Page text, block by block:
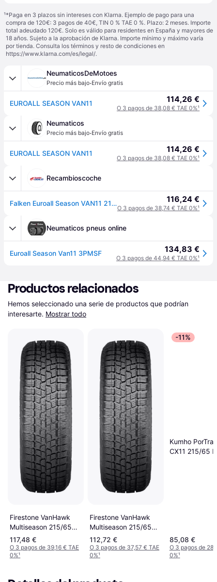
¹*Paga en 3 plazos sin intereses con Klarna. Ejemplo de pago para una
compra de 120€: 3 pagos de 40€, TIN 0 % TAE 0 %. Plazo: 2 meses. Importe
total adeudado 120€. Solo es válido para residentes en España y mayores de
18 años. Sujeto a la aprobación de Klarna. Importe mínimo y máximo varía
por tienda. Consulta los términos y resto de condiciones en
https://www.klarna.com/es/legal/.
NeumaticosDeMotoes
Precio más bajo·Envío gratis
EUROALL SEASON VAN11 114,26 €
O 3 pagos de 38,08 € TAE 0%¹
Neumaticos
Precio más bajo·Envío gratis
EUROALL SEASON VAN11 114,26 €
O 3 pagos de 38,08 € TAE 0%¹
Recambioscoche
Falken Euroall Season VAN11 215/65 R15 104T coche de turismo Neumáticos para todas las estaciones Neumáticos 332809 116,24 €
O 3 pagos de 38,74 € TAE 0%¹
Neumaticos pneus online
Euroall Season Van11 3PMSF 134,83 €
O 3 pagos de 44,94 € TAE 0%¹
Productos relacionados
Hemos seleccionado una serie de productos que podrían
interesarte. Mostrar todo
Firestone VanHawk
Multiseason 215/65
R15C 104/102T 6PR
117,48 €
O 3 pagos de 39,16 € TAE
0%¹
Firestone VanHawk
Multiseason 215/65
R16C 106/104T 6PR
112,72 €
O 3 pagos de 37,57 € TAE
0%¹
-11%
Kumho
CX11 215/65
85,08 €
O 3 pagos de
0%¹